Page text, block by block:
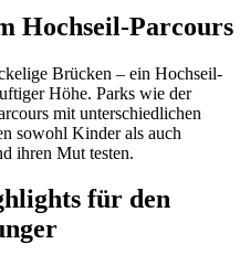
Hochseil-Parcours
Brücken – ein Hochseil-
Höhe. Parks wie der
mit unterschiedlichen
sowohl Kinder als auch
ihren Mut testen.
für den